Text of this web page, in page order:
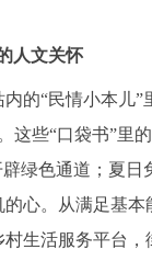
人文关怀
“民情小本儿”
这些“口袋书”里
绿色通道；夏日
心。从满足基本
生活服务平台